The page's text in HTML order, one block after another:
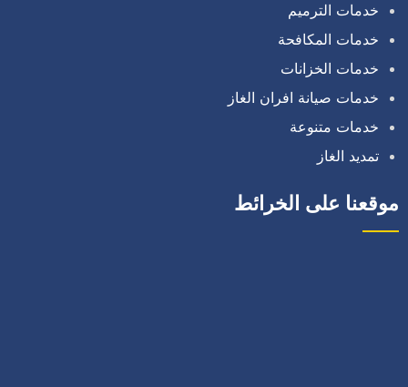
خدمات الترميم
خدمات المكافحة
خدمات الخزانات
خدمات صيانة افران الغاز
خدمات متنوعة
تمديد الغاز
موقعنا على الخرائط